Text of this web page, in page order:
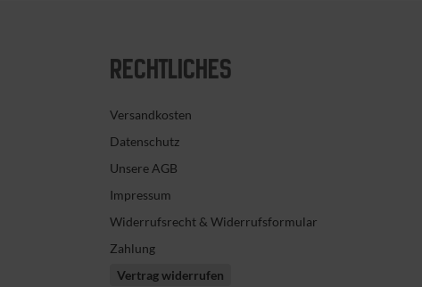
RECHTLICHES
Versandkosten
Datenschutz
Unsere AGB
Impressum
Widerrufsrecht & Widerrufsformular
Zahlung
Vertrag widerrufen